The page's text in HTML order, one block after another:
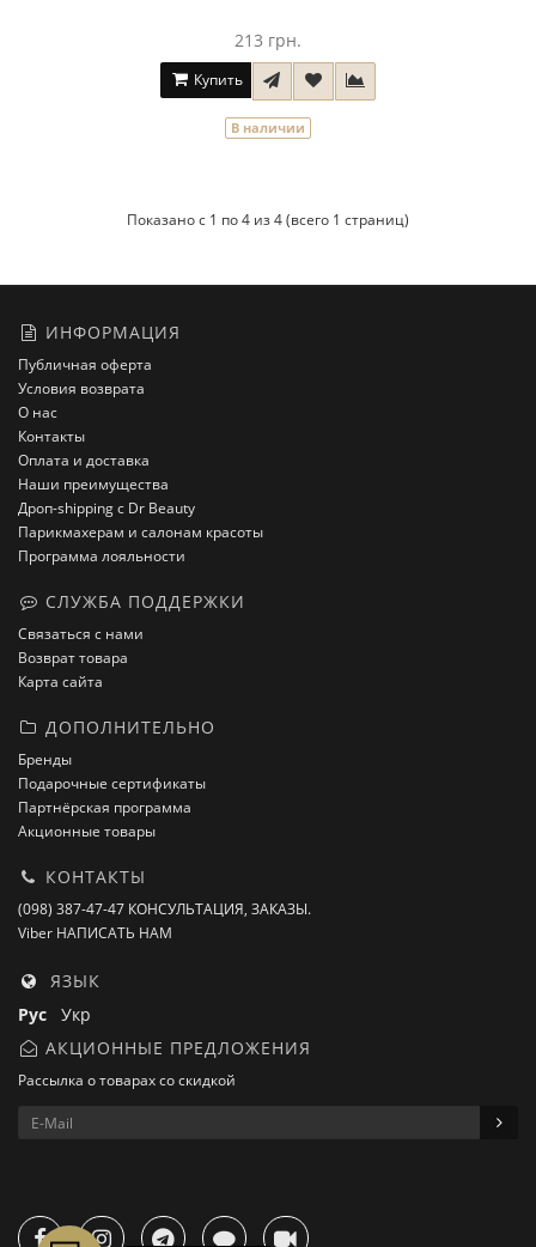
213 грн.
Купить
В наличии
Показано с 1 по 4 из 4 (всего 1 страниц)
ИНФОРМАЦИЯ
Публичная оферта
Условия возврата
О нас
Контакты
Оплата и доставка
Наши преимущества
Дроп-shipping с Dr Beauty
Парикмахерам и салонам красоты
Программа лояльности
СЛУЖБА ПОДДЕРЖКИ
Связаться с нами
Возврат товара
Карта сайта
ДОПОЛНИТЕЛЬНО
Бренды
Подарочные сертификаты
Партнёрская программа
Акционные товары
КОНТАКТЫ
(098) 387-47-47 КОНСУЛЬТАЦИЯ, ЗАКАЗЫ.
Viber НАПИСАТЬ НАМ
ЯЗЫК
Рус Укр
АКЦИОННЫЕ ПРЕДЛОЖЕНИЯ
Рассылка о товарах со скидкой